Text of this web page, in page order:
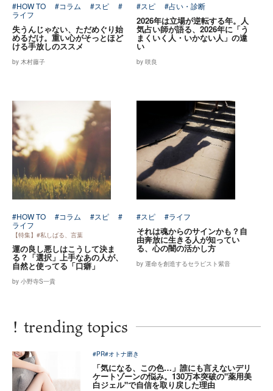
#HOW TO #コラム #スピ
#
ライフ
失うんじゃない、ただめぐり始
めるだけ。重い心がそっとほど
ける手放しのススメ
by 木村藤子
#スピ #占い・診断
2026年は立場が逆転する年。人
気占い師が語る、2026年に「う
まくいく人・いかない人」の違
い
by 咲良
#HOW TO #コラム #スピ
#
ライフ
【特集】#私しばる、言葉
運の良し悪しはこうして決ま
る？「選択」上手なあの人が、
自然と使ってる「口癖」
by 小野寺S一貴
#スピ #ライフ
それは魂からのサインかも？自
由奔放に生きる人が知ってい
る、心の闇の活かし方
by 運命を創造するセラピスト紫音
! trending topics
#PR#オトナ磨き
「気になる、この色…」誰にも言えないデリ
ケートゾーンの悩み。130万本突破の"薬用美
白ジェル"で自信を取り戻した理由